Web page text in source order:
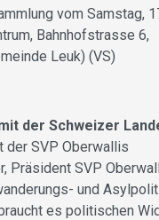
vom Samstag,
Bahnhofstrasse 6,
Leuk) (VS)
der Schweizer
der SVP Oberwallis
Präsident SVP
und
es politischen